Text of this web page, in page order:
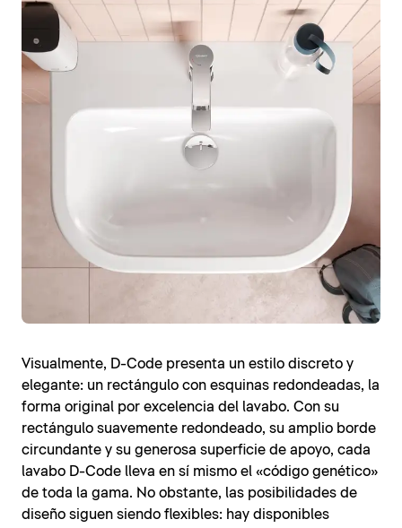
Visualmente, D-Code presenta un estilo discreto y
elegante: un rectángulo con esquinas redondeadas, la
forma original por excelencia del lavabo. Con su
rectángulo suavemente redondeado, su amplio borde
circundante y su generosa superficie de apoyo, cada
lavabo D-Code lleva en sí mismo el «código genético»
de toda la gama. No obstante, las posibilidades de
diseño siguen siendo flexibles: hay disponibles